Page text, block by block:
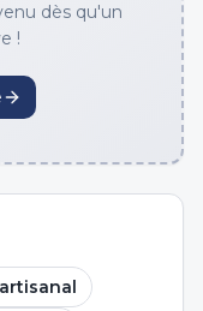
dès qu'un
!